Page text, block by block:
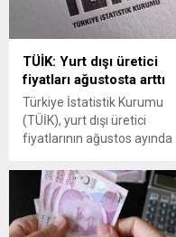
siyasi istikrarın
sağlanmasına ve Türkiye’nin
odaklanmasının önünü
açacaktır." dedi.
TÜİK: Yurt dışı üretici
fiyatları ağustosta arttı
Türkiye İstatistik Kurumu
(TÜİK), yurt dışı üretici
fiyatlarının ağustos ayında
arttığını açıkladı.